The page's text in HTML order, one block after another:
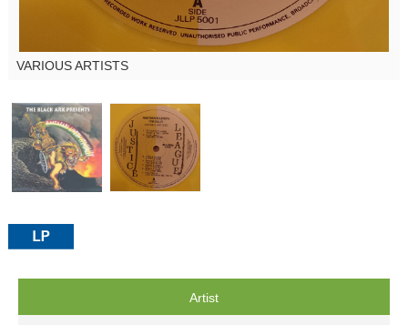
VARIOUS ARTISTS
Artist